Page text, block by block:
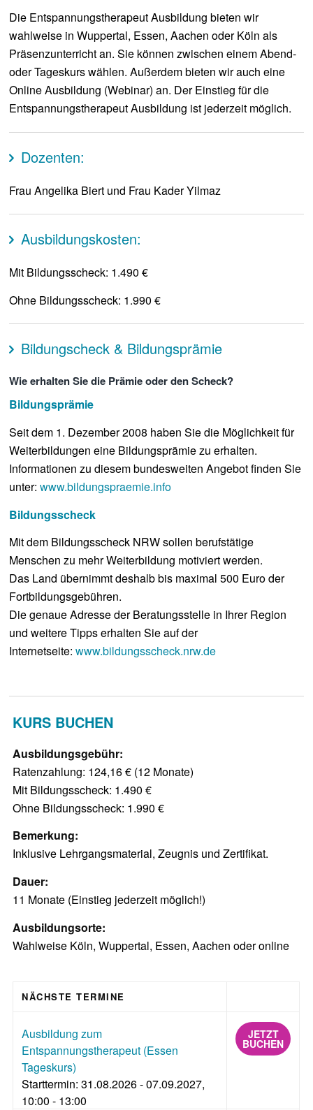
Die Entspannungstherapeut Ausbildung bieten wir
wahlweise in Wuppertal, Essen, Aachen oder Köln als
Präsenzunterricht an. Sie können zwischen einem Abend-
oder Tageskurs wählen. Außerdem bieten wir auch eine
Online Ausbildung (Webinar) an. Der Einstieg für die
Entspannungstherapeut Ausbildung ist jederzeit möglich.
Dozenten:
Frau Angelika Biert und Frau Kader Yilmaz
Ausbildungskosten:
Mit Bildungsscheck: 1.490 €
Ohne Bildungsscheck: 1.990 €
Bildungscheck & Bildungsprämie
Wie erhalten Sie die Prämie oder den Scheck?
Bildungsprämie
Seit dem 1. Dezember 2008 haben Sie die Möglichkeit für
Weiterbildungen eine Bildungsprämie zu erhalten.
Informationen zu diesem bundesweiten Angebot finden Sie
unter:www.bildungspraemie.info
Bildungsscheck
Mit dem Bildungsscheck NRW sollen berufstätige
Menschen zu mehr Weiterbildung motiviert werden.
Das Land übernimmt deshalb bis maximal 500 Euro der
Fortbildungsgebühren.
Die genaue Adresse der Beratungsstelle in Ihrer Region
und weitere Tipps erhalten Sie auf der
Internetseite:www.bildungsscheck.nrw.de
KURS BUCHEN
Ausbildungsgebühr:
Ratenzahlung: 124,16 € (12 Monate)
Mit Bildungsscheck: 1.490 €
Ohne Bildungsscheck: 1.990 €
Bemerkung:
Inklusive Lehrgangsmaterial, Zeugnis und Zertifikat.
Dauer:
11 Monate (Einstieg jederzeit möglich!)
Ausbildungsorte:
Wahlweise Köln, Wuppertal, Essen, Aachen oder online
NÄCHSTE TERMINE
Ausbildung zum
Entspannungstherapeut (Essen
Tageskurs)
Starttermin: 31.08.2026 - 07.09.2027,
10:00 - 13:00
JETZT
BUCHEN